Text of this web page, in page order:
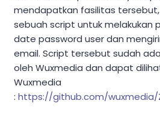
mendapatkan fasilitas
sebuah script untuk melakukan
date password user dan
email. Script tersebut sudah
oleh Wuxmedia dan dapat
Wuxmedia
: https://github.com/